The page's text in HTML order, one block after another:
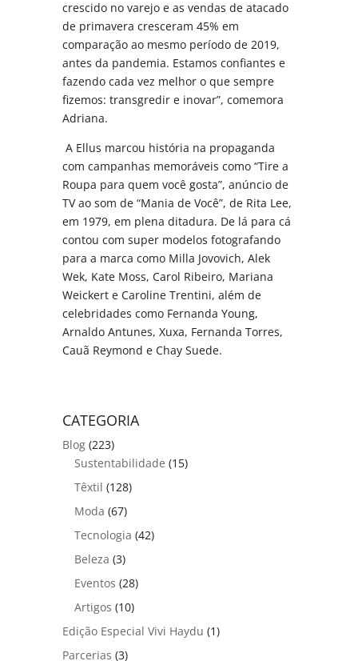
crescido no varejo e as vendas de atacado
de primavera cresceram 45% em
comparação ao mesmo período de 2019,
antes da pandemia. Estamos confiantes e
fazendo cada vez melhor o que sempre
fizemos: transgredir e inovar”, comemora
Adriana.
A Ellus marcou história na propaganda
com campanhas memoráveis como “Tire a
Roupa para quem você gosta”, anúncio de
TV ao som de “Mania de Você”, de Rita Lee,
em 1979, em plena ditadura. De lá para cá
contou com super modelos fotografando
para a marca como Milla Jovovich, Alek
Wek, Kate Moss, Carol Ribeiro, Mariana
Weickert e Caroline Trentini, além de
celebridades como Fernanda Young,
Arnaldo Antunes, Xuxa, Fernanda Torres,
Cauã Reymond e Chay Suede.
CATEGORIA
Blog (223)
Sustentabilidade (15)
Têxtil (128)
Moda (67)
Tecnologia (42)
Beleza (3)
Eventos (28)
Artigos (10)
Edição Especial Vivi Haydu (1)
Parcerias (3)